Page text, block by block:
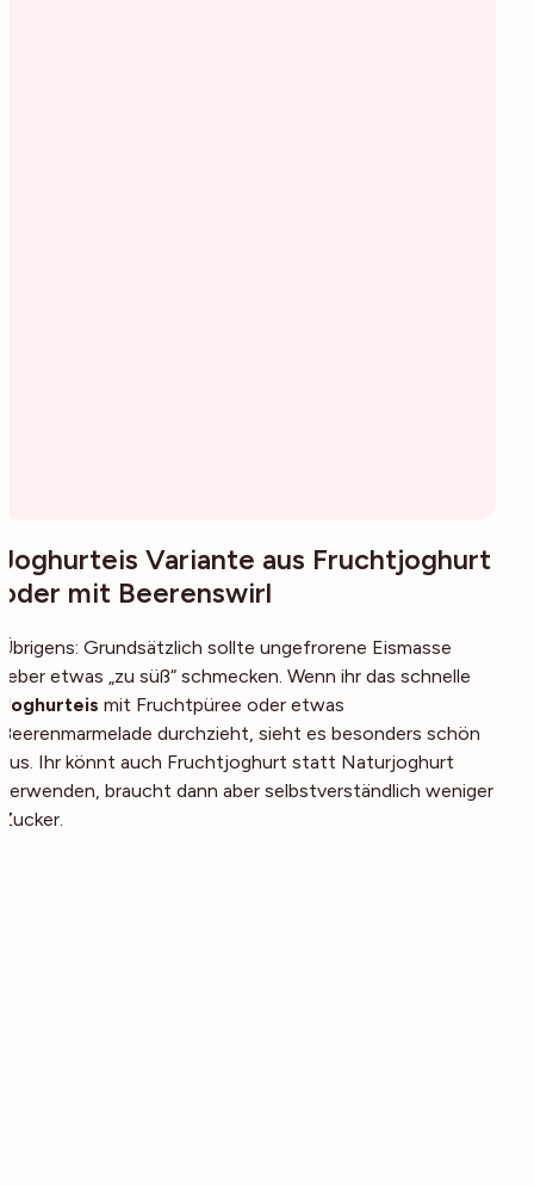
Joghurteis Variante aus Fruchtjoghurt
oder mit Beerenswirl
Übrigens: Grundsätzlich sollte ungefrorene Eismasse
lieber etwas „zu süß“ schmecken. Wenn ihr das schnelle
Joghurteis mit Fruchtpüree oder etwas
Beerenmarmelade durchzieht, sieht es besonders schön
aus. Ihr könnt auch Fruchtjoghurt statt Naturjoghurt
verwenden, braucht dann aber selbstverständlich weniger
Zucker.